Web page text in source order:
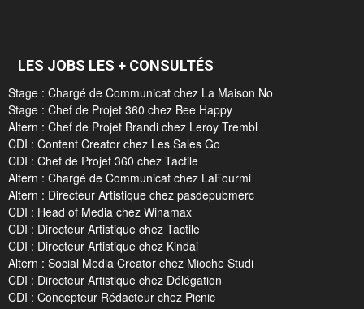
LES JOBS LES + CONSULTÉS
Stage : Chargé de Communicat chez La Maison No
Stage : Chef de Projet 360 chez Bee Happy
Altern : Chef de Projet Brandi chez Leroy Trembl
CDI : Content Creator chez Les Sales Go
CDI : Chef de Projet 360 chez Tactile
Altern : Chargé de Communicat chez LaFourmi
Altern : Directeur Artistique chez pasdepubmerc
CDI : Head of Media chez Winamax
CDI : Directeur Artistique chez Tactile
CDI : Directeur Artistique chez Kindai
Altern : Social Media Creator chez Mioche Studi
CDI : Directeur Artistique chez Délégation
CDI : Concepteur Rédacteur chez Picnic